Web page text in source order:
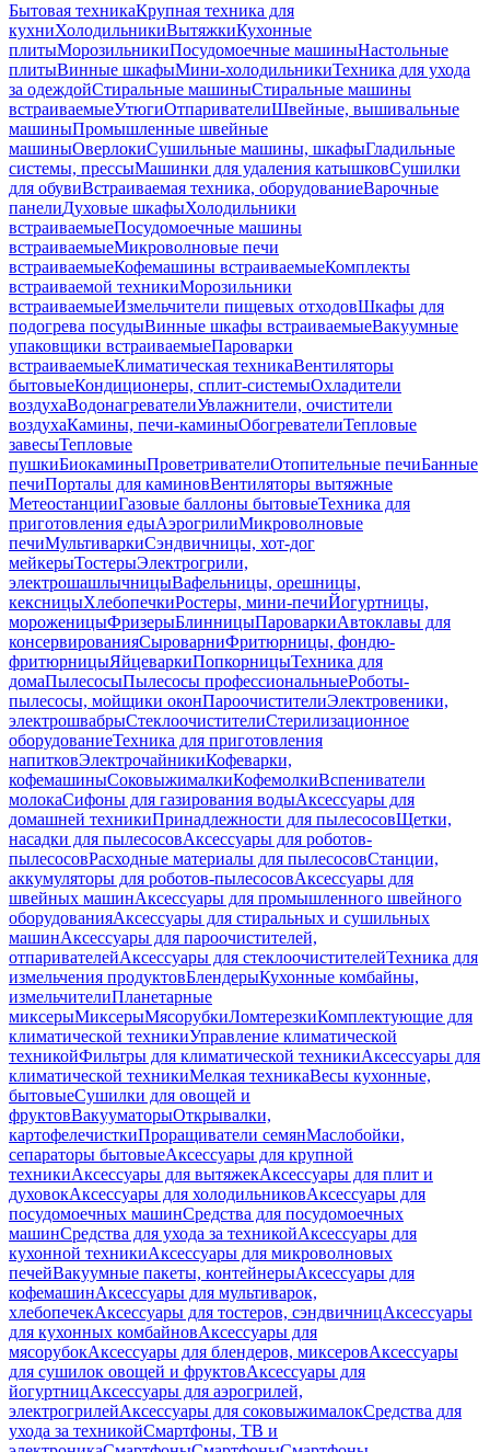
Бытовая техникаКрупная техника для
кухниХолодильникиВытяжкиКухонные
плитыМорозильникиПосудомоечные машиныНастольные
плитыВинные шкафыМини-холодильникиТехника для ухода
за одеждойСтиральные машиныСтиральные машины
встраиваемыеУтюгиОтпаривателиШвейные, вышивальные
машиныПромышленные швейные
машиныОверлокиСушильные машины, шкафыГладильные
системы, прессыМашинки для удаления катышковСушилки
для обувиВстраиваемая техника, оборудованиеВарочные
панелиДуховые шкафыХолодильники
встраиваемыеПосудомоечные машины
встраиваемыеМикроволновые печи
встраиваемыеКофемашины встраиваемыеКомплекты
встраиваемой техникиМорозильники
встраиваемыеИзмельчители пищевых отходовШкафы для
подогрева посудыВинные шкафы встраиваемыеВакуумные
упаковщики встраиваемыеПароварки
встраиваемыеКлиматическая техникаВентиляторы
бытовыеКондиционеры, сплит-системыОхладители
воздухаВодонагревателиУвлажнители, очистители
воздухаКамины, печи-каминыОбогревателиТепловые
завесыТепловые
пушкиБиокаминыПроветривателиОтопительные печиБанные
печиПорталы для каминовВентиляторы вытяжные
МетеостанцииГазовые баллоны бытовыеТехника для
приготовления едыАэрогрилиМикроволновые
печиМультиваркиСэндвичницы, хот-дог
мейкерыТостерыЭлектрогрили,
электрошашлычницыВафельницы, орешницы,
кексницыХлебопечкиРостеры, мини-печиЙогуртницы,
мороженицыФризерыБлинницыПароваркиАвтоклавы для
консервированияСыроварниФритюрницы, фондю-
фритюрницыЯйцеваркиПопкорницыТехника для
домаПылесосыПылесосы профессиональныеРоботы-
пылесосы, мойщики оконПароочистителиЭлектровеники,
электрошвабрыСтеклоочистителиСтерилизационное
оборудованиеТехника для приготовления
напитковЭлектрочайникиКофеварки,
кофемашиныСоковыжималкиКофемолкиВспениватели
молокаСифоны для газирования водыАксессуары для
домашней техникиПринадлежности для пылесосовЩетки,
насадки для пылесосовАксессуары для роботов-
пылесосовРасходные материалы для пылесосовСтанции,
аккумуляторы для роботов-пылесосовАксессуары для
швейных машинАксессуары для промышленного швейного
оборудованияАксессуары для стиральных и сушильных
машинАксессуары для пароочистителей,
отпаривателейАксессуары для стеклоочистителейТехника для
измельчения продуктовБлендерыКухонные комбайны,
измельчителиПланетарные
миксерыМиксерыМясорубкиЛомтерезкиКомплектующие для
климатической техникиУправление климатической
техникойФильтры для климатической техникиАксессуары для
климатической техникиМелкая техникаВесы кухонные,
бытовыеСушилки для овощей и
фруктовВакууматорыОткрывалки,
картофелечисткиПроращиватели семянМаслобойки,
сепараторы бытовыеАксессуары для крупной
техникиАксессуары для вытяжекАксессуары для плит и
духовокАксессуары для холодильниковАксессуары для
посудомоечных машинСредства для посудомоечных
машинСредства для ухода за техникойАксессуары для
кухонной техникиАксессуары для микроволновых
печейВакуумные пакеты, контейнерыАксессуары для
кофемашинАксессуары для мультиварок,
хлебопечекАксессуары для тостеров, сэндвичницАксессуары
для кухонных комбайновАксессуары для
мясорубокАксессуары для блендеров, миксеровАксессуары
для сушилок овощей и фруктовАксессуары для
йогуртницАксессуары для аэрогрилей,
электрогрилейАксессуары для соковыжималокСредства для
ухода за техникойСмартфоны, ТВ и